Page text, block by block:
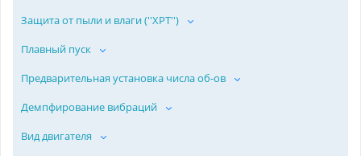
Защита от пыли и влаги (''ХPT'')
Плавный пуск
Предварительная установка числа об-ов
Демпфирование вибраций
Вид двигателя